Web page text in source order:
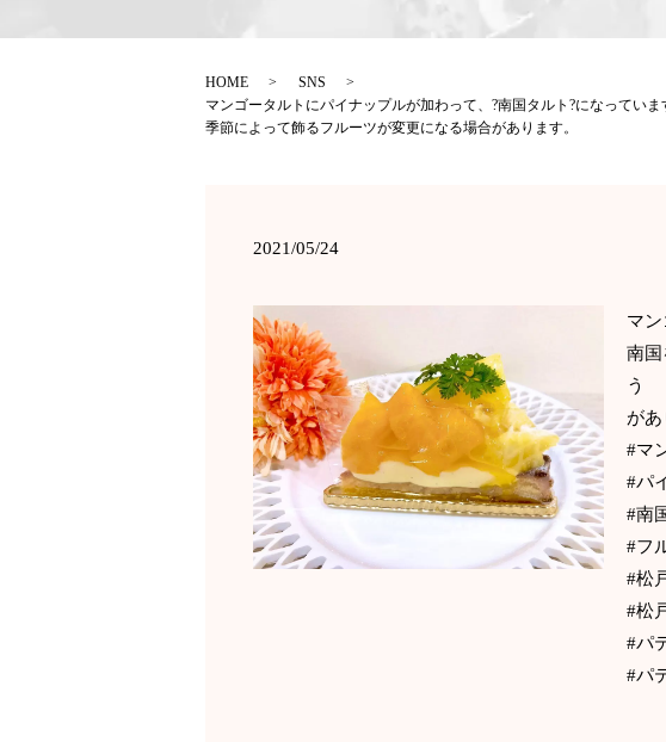
HOME
SNS
マンゴータルトにパイナップルが加わって、?南国タルト?になってい
季節によって飾るフルーツが変更になる場合があります。
2021/05/24
マ
南国
う
が
#マ
#パ
#南
#フ
#松
#松
#パ
#パ